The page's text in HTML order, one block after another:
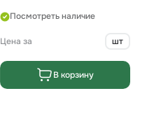
Посмотреть наличие
Цена за шт
В корзину